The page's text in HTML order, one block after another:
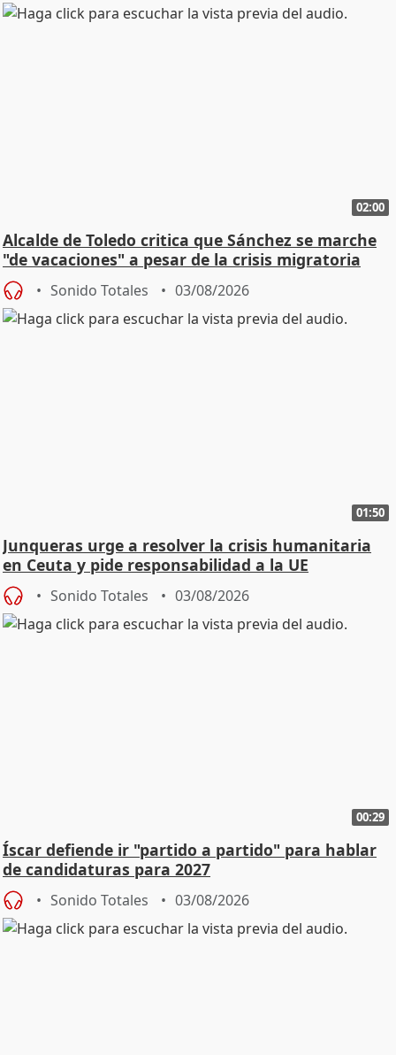
02:00
Alcalde de Toledo critica que Sánchez se marche
"de vacaciones" a pesar de la crisis migratoria
Sonido Totales 03/08/2026
01:50
Junqueras urge a resolver la crisis humanitaria
en Ceuta y pide responsabilidad a la UE
Sonido Totales 03/08/2026
00:29
Íscar defiende ir "partido a partido" para hablar
de candidaturas para 2027
Sonido Totales 03/08/2026